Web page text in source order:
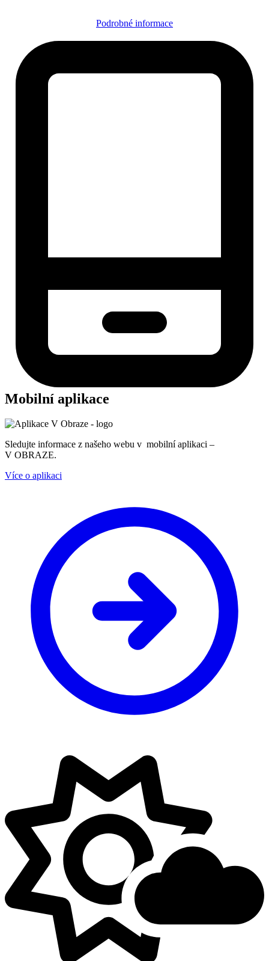
Podrobné informace
Mobilní aplikace
Sledujte informace z našeho webu v mobilní aplikaci –
V OBRAZE.
Více o aplikaci